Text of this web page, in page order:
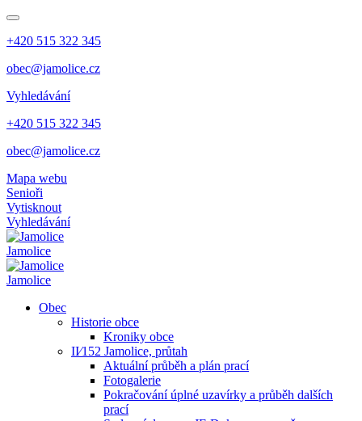
+420 515 322 345
obec@jamolice.cz
Vyhledávání
+420 515 322 345
obec@jamolice.cz
Mapa webu
Senioři
Vytisknout
Vyhledávání
Jamolice
Jamolice
Obec
Historie obce
Kroniky obce
II⁄152 Jamolice, průtah
Aktuální průběh a plán prací
Fotogalerie
Pokračování úplné uzavírky a průběh dalších
prací